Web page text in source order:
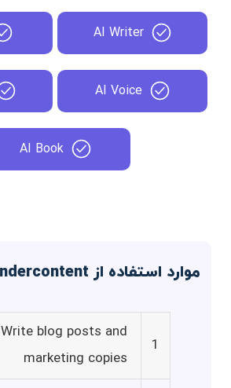
AI Writer
AI Voice
AI Book
موارد استفاده از Thundercontent
1
Write blog posts and
marketing copies